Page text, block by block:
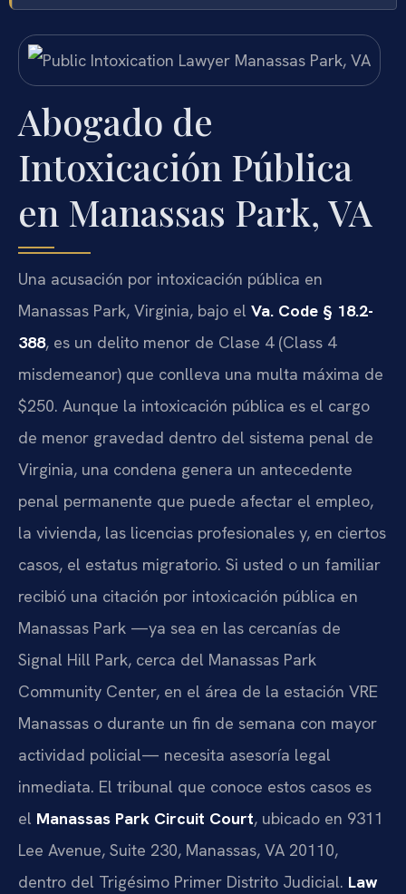
Abogado de
Intoxicación Pública
en Manassas Park, VA
Una acusación por intoxicación pública en
Manassas Park, Virginia, bajo el Va. Code § 18.2-
388, es un delito menor de Clase 4 (Class 4
misdemeanor) que conlleva una multa máxima de
$250. Aunque la intoxicación pública es el cargo
de menor gravedad dentro del sistema penal de
Virginia, una condena genera un antecedente
penal permanente que puede afectar el empleo,
la vivienda, las licencias profesionales y, en ciertos
casos, el estatus migratorio. Si usted o un familiar
recibió una citación por intoxicación pública en
Manassas Park —ya sea en las cercanías de
Signal Hill Park, cerca del Manassas Park
Community Center, en el área de la estación VRE
Manassas o durante un fin de semana con mayor
actividad policial— necesita asesoría legal
inmediata. El tribunal que conoce estos casos es
el Manassas Park Circuit Court, ubicado en 9311
Lee Avenue, Suite 230, Manassas, VA 20110,
dentro del Trigésimo Primer Distrito Judicial. Law